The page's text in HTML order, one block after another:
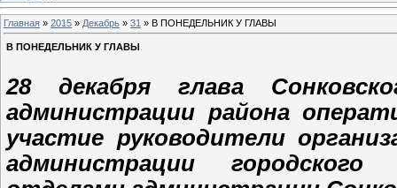
Главная » 2015 » Декабрь » 31 » В ПОНЕДЕЛЬНИК У ГЛАВЫ
В ПОНЕДЕЛЬНИК У ГЛАВЫ
28 декабря глава
администрации района
участие руководители
администрации